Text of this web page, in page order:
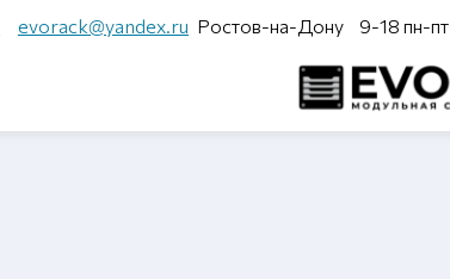
Ростов-на-Дону
evorack@yandex.ru 9-18 пн-пт